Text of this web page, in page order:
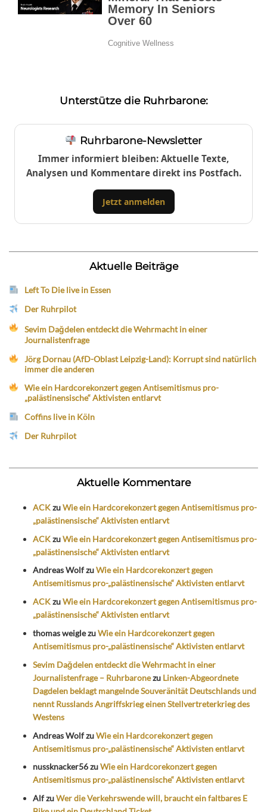
Unterstütze die Ruhrbarone:
Ruhrbarone-Newsletter
Immer informiert bleiben: Aktuelle Texte,
Analysen und Kommentare direkt ins Postfach.
Jetzt anmelden
Aktuelle Beiträge
Left To Die live in Essen
Der Ruhrpilot
Sevim Dağdelen entdeckt die Wehrmacht in einer
Journalistenfrage
Jörg Dornau (AfD-Oblast Leipzig-Land): Korrupt sind natürlich
immer die anderen
Wie ein Hardcorekonzert gegen Antisemitismus pro-
„palästinensische“ Aktivisten entlarvt
Coffins live in Köln
Der Ruhrpilot
Aktuelle Kommentare
ACKzuWie ein Hardcorekonzert gegen Antisemitismus pro-
„palästinensische“ Aktivisten entlarvt
ACKzuWie ein Hardcorekonzert gegen Antisemitismus pro-
„palästinensische“ Aktivisten entlarvt
Andreas WolfzuWie ein Hardcorekonzert gegen
Antisemitismus pro-„palästinensische“ Aktivisten entlarvt
ACKzuWie ein Hardcorekonzert gegen Antisemitismus pro-
„palästinensische“ Aktivisten entlarvt
thomas weiglezuWie ein Hardcorekonzert gegen
Antisemitismus pro-„palästinensische“ Aktivisten entlarvt
Sevim Dağdelen entdeckt die Wehrmacht in einer
Journalistenfrage – Ruhrbaronezu Linken-Abgeordnete
Dagdelen beklagt mangelnde Souveränität Deutschlands und
nennt Russlands Angriffskrieg einen Stellvertreterkrieg des
Westens
Andreas WolfzuWie ein Hardcorekonzert gegen
Antisemitismus pro-„palästinensische“ Aktivisten entlarvt
nussknacker56zuWie ein Hardcorekonzert gegen
Antisemitismus pro-„palästinensische“ Aktivisten entlarvt
AlfzuWer die Verkehrswende will, braucht ein faltbares E